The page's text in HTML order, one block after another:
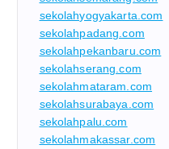
sekolahyogyakarta.com
sekolahpadang.com
sekolahpekanbaru.com
sekolahserang.com
sekolahmataram.com
sekolahsurabaya.com
sekolahpalu.com
sekolahmakassar.com